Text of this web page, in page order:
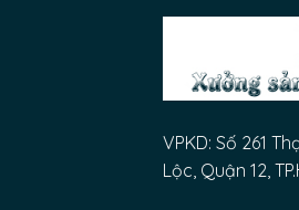
VPKD: Số 261
Lộc, Quận 12,